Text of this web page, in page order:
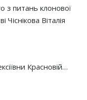
з питань клонової
Чіснікова Віталія
Красновій…